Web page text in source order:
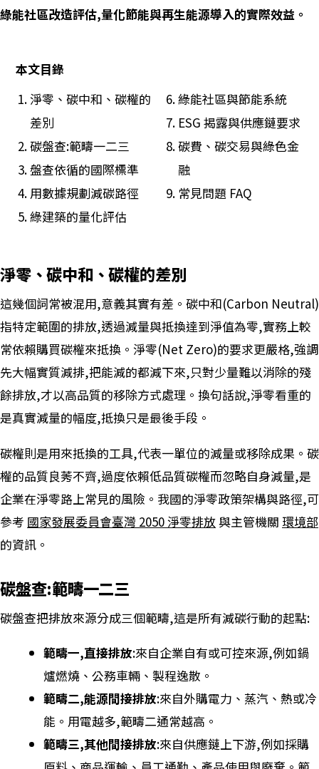
綠能社區改造評估,量化節能與再生能源導入的實際效益。
本文目錄
淨零、碳中和、碳權的
差別
碳盤查:範疇一二三
盤查依循的國際標準
用數據規劃減碳路徑
綠建築的量化評估
綠能社區與節能系統
ESG 揭露與供應鏈要求
碳費、碳交易與綠色金
融
常見問題 FAQ
淨零、碳中和、碳權的差別
這幾個詞常被混用,意義其實有差。碳中和(Carbon Neutral)
指特定範圍的排放,透過減量與抵換達到淨值為零,實務上較
常依賴購買碳權來抵換。淨零(Net Zero)的要求更嚴格,強調
先大幅實質減排,把能減的都減下來,只對少量難以消除的殘
餘排放,才以高品質的移除方式處理。換句話說,淨零看重的
是真實減量的幅度,抵換只是最後手段。
碳權則是用來抵換的工具,代表一單位的減量或移除成果。碳
權的品質良莠不齊,過度依賴低品質碳權而忽略自身減量,是
企業在淨零路上常見的風險。我國的淨零政策架構與路徑,可
參考 國家發展委員會臺灣 2050 淨零排放與主管機關 環境部
的資訊。
碳盤查:範疇一二三
碳盤查把排放來源分成三個範疇,這是所有減碳行動的起點:
範疇一,直接排放:來自企業自有或可控來源,例如鍋
爐燃燒、公務車輛、製程逸散。
範疇二,能源間接排放:來自外購電力、蒸汽、熱或冷
能。用電越多,範疇二通常越高。
範疇三,其他間接排放:來自供應鏈上下游,例如採購